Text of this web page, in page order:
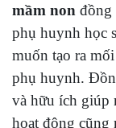
mầm non đồng
phụ huynh học
muốn tạo ra
phụ huynh.
và hữu ích giúp
hoạt động cũng